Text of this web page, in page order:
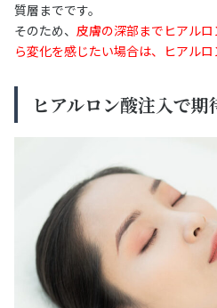
質層までです。
そのため、 皮膚の深部までヒアル
ら変化を感じたい場合は、ヒアルロ
ヒアルロン酸注入で